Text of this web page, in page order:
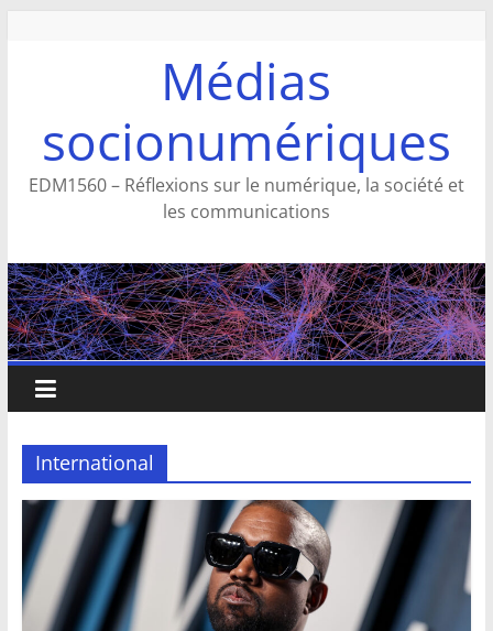
Médias
socionumériques
EDM1560 – Réflexions sur le numérique, la société et
les communications
International